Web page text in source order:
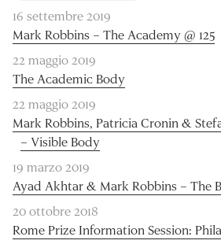
16 settembre 2019
Mark Robbins – The Academy @ 125
22 maggio 2019
The Academic Body
22 maggio 2019
Mark Robbins, Patricia Cronin &
– Visible Body
19 marzo 2019
Ayad Akhtar & Mark Robbins – The
20 ottobre 2018
Rome Prize Information Session: